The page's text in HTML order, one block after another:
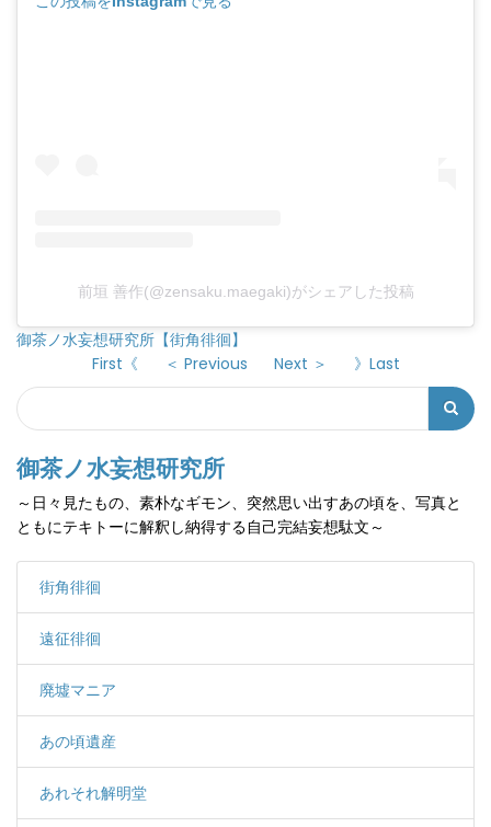
前垣 善作(@zensaku.maegaki)がシェアした投稿
御茶ノ水妄想研究所【街角徘徊】
First《
＜ Previous Next ＞ 》Last
検
索
フ
ォ
ー
ム
Search
御茶ノ水妄想研究所
～日々見たもの、素朴なギモン、突然思い出すあの頃を、写真と
ともにテキトーに解釈し納得する自己完結妄想駄文～
街角徘徊
遠征徘徊
廃墟マニア
あの頃遺産
あれそれ解明堂